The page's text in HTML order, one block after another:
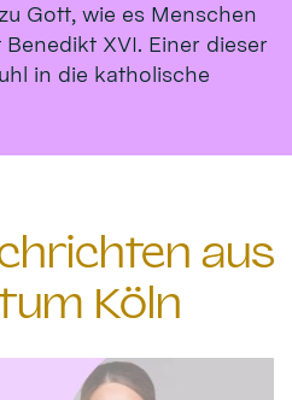
Gott, wie es Menschen
XVI. Einer dieser
in die katholische
aus
Köln